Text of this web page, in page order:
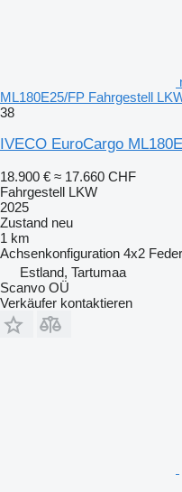
ML180E25/FP Fahrgestell
38
IVECO EuroCargo
18.900 € ≈ 17.660 CHF
Fahrgestell LKW
2025
Zustand neu
1 km
Achsenkonfiguration 4x2
Estland, Tartumaa
Scanvo OÜ
Verkäufer kontaktieren